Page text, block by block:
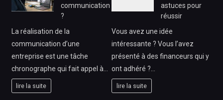
communication
?
La réalisation de la
communication d’une
entreprise est une tâche
chronographe qui fait appel à…
lire la suite
astuces pour
réussir
Vous avez une idée
intéressante ? Vous l’avez
présenté à des financeurs qui y
ont adhéré ?…
lire la suite